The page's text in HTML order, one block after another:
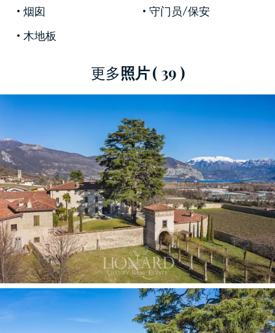
這座著名的待售物業面積為6000平方米，由宏偉
的時期建築組成，內部通過舒適的電梯相連，並
設有一個15世紀的出色酒窖。較高的樓層享有伊塞
奧湖的壯麗景色。在莊園的一側，有一座美麗的
教堂，該教堂於1700年代被奉獻，並有大型新裝
修的馬s，非常適合各種需求，甚至可以用於住
宅。建築物內的優雅庭院將我們引向附樓，其裝
飾精美且佈置高雅，包括一個帶廚房的起居區，
兩間臥室和兩間浴室。
大樓內部以及酒店廣闊地面上的現代化視頻監控
系統可確保最大程度的安全性，讓您保持完全的
寧靜。為了完成此酒店的眾多功能，我們在庭院
內外發現了許多停車位。
弗朗西亞科塔產區擁有眾多葡萄園，是最適合生
產高端起泡酒的地區之一，這座古老典雅的優雅
建築非常適合那些打算建立一個擁有著名酒窖的
優質農場的人。
烟囱
守门员/保安
木地板
更多照片( 39 )